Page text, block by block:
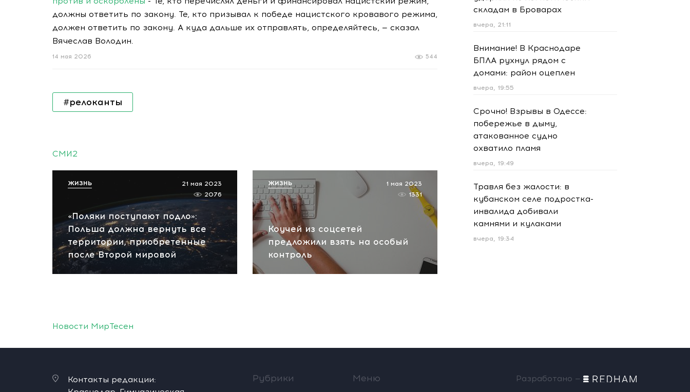
должны ответить по закону. Те, кто призывал к победе нацистского кровавого режима,
должен ответить по закону. А куда дальше их отправлять, определяйтесь, — сказал
Вячеслав Володин.
544
14 мая 2026
#релоканты
складам в Броварах
вчера, 21:11
Внимание! В Краснодаре
БПЛА рухнул рядом с
домами: район оцеплен
вчера, 19:55
Срочно! Взрывы в Одессе:
побережье в дыму,
атакованное судно
охватило пламя
вчера, 19:49
Травля без жалости: в
кубанском селе подростка-
инвалида добивали
камнями и кулаками
вчера, 19:34
СМИ2
«Поляки поступают подло»:
Польша должна вернуть все
территории, приобретенные
после Второй мировой
21 мая 2023
2076
ЖИЗНЬ
Коучей из соцсетей
предложили взять на особый
контроль
1 мая 2023
1331
ЖИЗНЬ
Новости МирТесен
Контакты редакции:
Рубрики Меню Разработано —